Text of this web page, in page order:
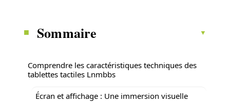
Sommaire
Comprendre les caractéristiques techniques des
tablettes tactiles Lnmbbs
Écran et affichage : Une immersion visuelle